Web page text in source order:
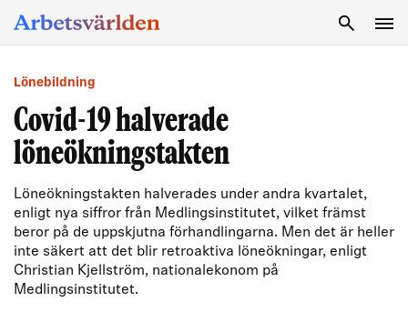
Lönebildning
Covid-19 halverade
löneökningstakten
Löneökningstakten halverades under andra kvartalet,
enligt nya siffror från Medlingsinstitutet, vilket främst
beror på de uppskjutna förhandlingarna. Men det är heller
inte säkert att det blir retroaktiva löneökningar, enligt
Christian Kjellström, nationalekonom på
Medlingsinstitutet.